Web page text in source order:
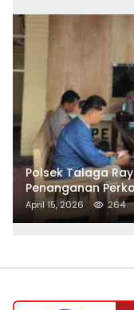
Polsek Talaga
Penanganan
Talaga Besar
April 15, 2026 264